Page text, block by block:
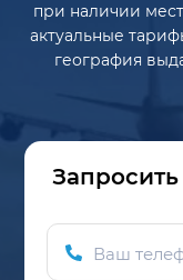
при наличии
актуальные
география
Ваш